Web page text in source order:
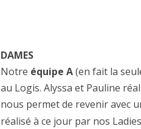
DAMES
Notre équipe A(en fait la
au Logis. Alyssa et Pauline
nous permet de revenir avec
réalisé à ce jour par nos